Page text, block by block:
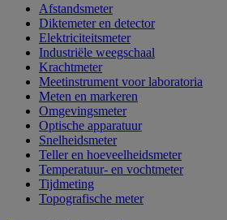
Afstandsmeter
Diktemeter en detector
Elektriciteitsmeter
Industriële weegschaal
Krachtmeter
Meetinstrument voor laboratoria
Meten en markeren
Omgevingsmeter
Optische apparatuur
Snelheidsmeter
Teller en hoeveelheidsmeter
Temperatuur- en vochtmeter
Tijdmeting
Topografische meter